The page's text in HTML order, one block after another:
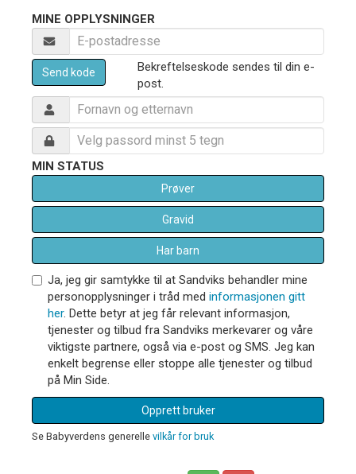
MINE OPPLYSNINGER
Send kode
Bekreftelseskode sendes til din e-
post.
MIN STATUS
Prøver
Gravid
Har barn
Ja, jeg gir samtykke til at Sandviks behandler mine
personopplysninger i tråd med informasjonen gitt
her. Dette betyr at jeg får relevant informasjon,
tjenester og tilbud fra Sandviks merkevarer og våre
viktigste partnere, også via e-post og SMS. Jeg kan
enkelt begrense eller stoppe alle tjenester og tilbud
på Min Side.
Opprett bruker
Se Babyverdens generelle vilkår for bruk